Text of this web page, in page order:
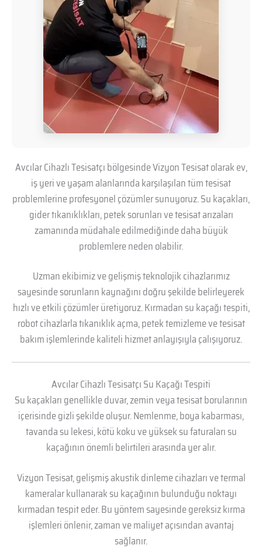
Avcılar Cihazlı Tesisatçı bölgesinde Vizyon Tesisat olarak ev,
iş yeri ve yaşam alanlarında karşılaşılan tüm tesisat
problemlerine profesyonel çözümler sunuyoruz. Su kaçakları,
gider tıkanıklıkları, petek sorunları ve tesisat arızaları
zamanında müdahale edilmediğinde daha büyük
problemlere neden olabilir.
Uzman ekibimiz ve gelişmiş teknolojik cihazlarımız
sayesinde sorunların kaynağını doğru şekilde belirleyerek
hızlı ve etkili çözümler üretiyoruz. Kırmadan su kaçağı tespiti,
robot cihazlarla tıkanıklık açma, petek temizleme ve tesisat
bakım işlemlerinde kaliteli hizmet anlayışıyla çalışıyoruz.
Avcılar Cihazlı Tesisatçı Su Kaçağı Tespiti
Su kaçakları genellikle duvar, zemin veya tesisat borularının
içerisinde gizli şekilde oluşur. Nemlenme, boya kabarması,
tavanda su lekesi, kötü koku ve yüksek su faturaları su
kaçağının önemli belirtileri arasında yer alır.
Vizyon Tesisat, gelişmiş akustik dinleme cihazları ve termal
kameralar kullanarak su kaçağının bulunduğu noktayı
kırmadan tespit eder. Bu yöntem sayesinde gereksiz kırma
işlemleri önlenir, zaman ve maliyet açısından avantaj
sağlanır.